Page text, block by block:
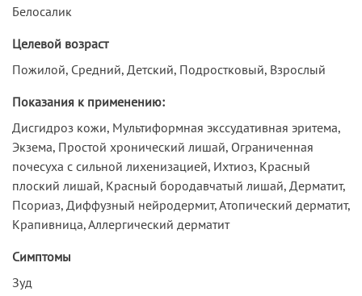
Белосалик
Целевой возраст
Пожилой, Средний, Детский, Подростковый, Взрослый
Показания к применению:
Дисгидроз кожи, Мультиформная экссудативная эритема,
Экзема, Простой хронический лишай, Ограниченная
почесуха с сильной лихенизацией, Ихтиоз, Красный
плоский лишай, Красный бородавчатый лишай, Дерматит,
Псориаз, Диффузный нейродермит, Атопический дерматит,
Крапивница, Аллергический дерматит
Симптомы
Зуд